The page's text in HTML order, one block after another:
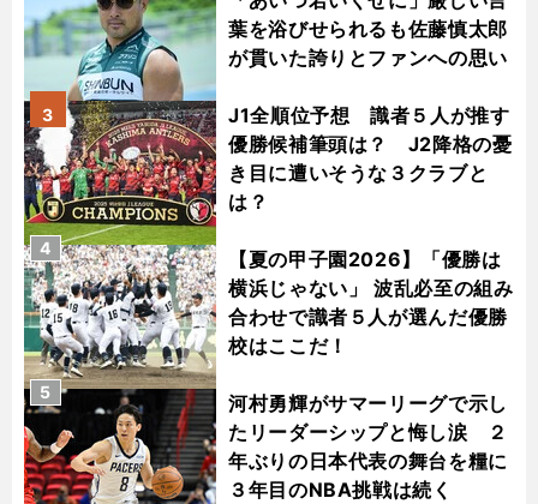
葉を浴びせられるも佐藤慎太郎
が貫いた誇りとファンへの思い
J1全順位予想 識者５人が推す
優勝候補筆頭は？ J2降格の憂
き目に遭いそうな３クラブと
は？
3
【夏の甲子園2026】「優勝は
横浜じゃない」 波乱必至の組み
合わせで識者５人が選んだ優勝
校はここだ！
4
河村勇輝がサマーリーグで示し
たリーダーシップと悔し涙 ２
年ぶりの日本代表の舞台を糧に
３年目のNBA挑戦は続く
5